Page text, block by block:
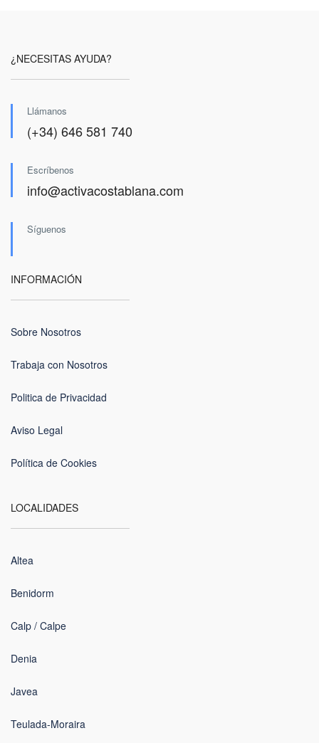
¿NECESITAS AYUDA?
Llámanos
(+34) 646 581 740
Escríbenos
info@activacostablana.com
Síguenos
INFORMACIÓN
Sobre Nosotros
Trabaja con Nosotros
Politica de Privacidad
Aviso Legal
Política de Cookies
LOCALIDADES
Altea
Benidorm
Calp / Calpe
Denia
Javea
Teulada-Moraira